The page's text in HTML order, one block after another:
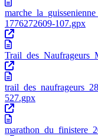
1776272609-107.gpx
527.gpx